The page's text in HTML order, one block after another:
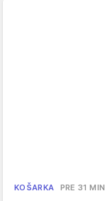
KOŠARKA PRE 31 MIN